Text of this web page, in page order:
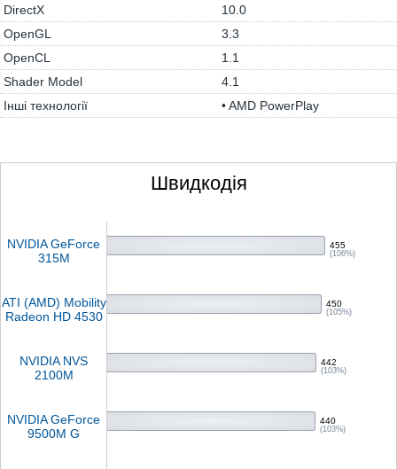
DirectX
10.0
OpenGL
3.3
OpenCL
1.1
Shader Model
4.1
Інші технології
• AMD PowerPlay
Швидкодія
NVIDIA GeForce
315M
455
(106%)
ATI (AMD) Mobility
Radeon HD 4530
450
(105%)
NVIDIA NVS
2100M
442
(103%)
NVIDIA GeForce
9500M G
440
(103%)